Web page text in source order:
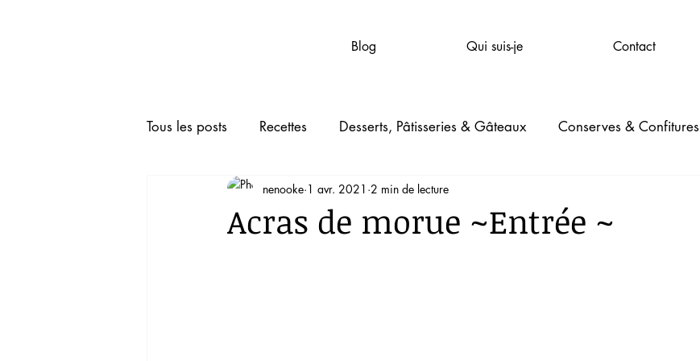
Blog Qui suis-je Contact
Tous les posts Recettes Desserts, Pâtisseries & Gâteaux Conserves & Confitures
Boissons Animaux de compagnie Santé & Bien-être
Acras de morue ~Entrée ~
nenooke 1 avr. 2021 2 min de lecture